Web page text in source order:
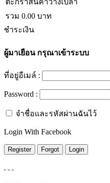
ตะกร้าสินค้าว่างเปล่า
รวม 0.00 บาท
ชำระเงิน
ผู้มาเยือนกรุณาเข้าระบบ
ที่อยู่อีเมล์ :
Password :
จำชื่อและรหัสผ่านฉันไว้
Login With Facebook